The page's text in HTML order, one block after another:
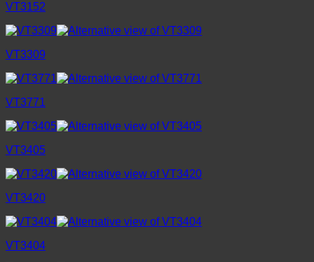
VT3152
VT3309
VT3771
VT3405
VT3420
VT3404